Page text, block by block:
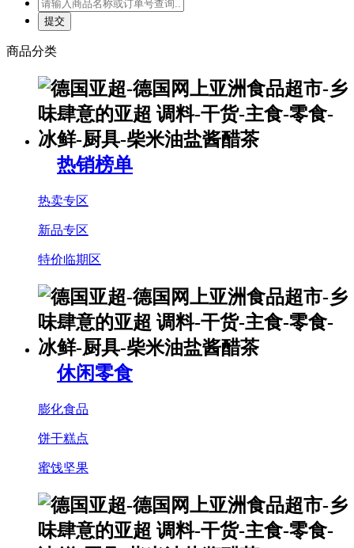
商品分类
热销榜单
热卖专区
新品专区
特价临期区
休闲零食
膨化食品
饼干糕点
蜜饯坚果